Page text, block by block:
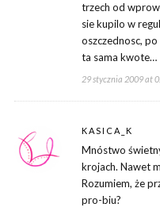
trzech od
sie kupilo w
oszczednosc,
ta sama kwote…
29 stycznia 2009 at
KASICA_K
Mnóstwo
krojach. Nawet
Rozumiem, że
pro-biu?